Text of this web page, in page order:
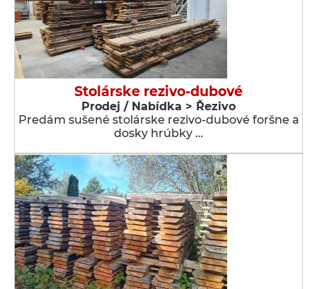
Stolárske rezivo-dubové
Prodej / Nabídka > Řezivo
Predám sušené stolárske rezivo-dubové foršne a
dosky hrúbky …